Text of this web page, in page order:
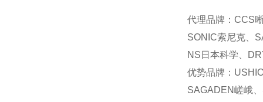
代理品牌：CCS
SONIC索尼克、
NS日本科学、
优势品牌：
SAGADEN嵯峨